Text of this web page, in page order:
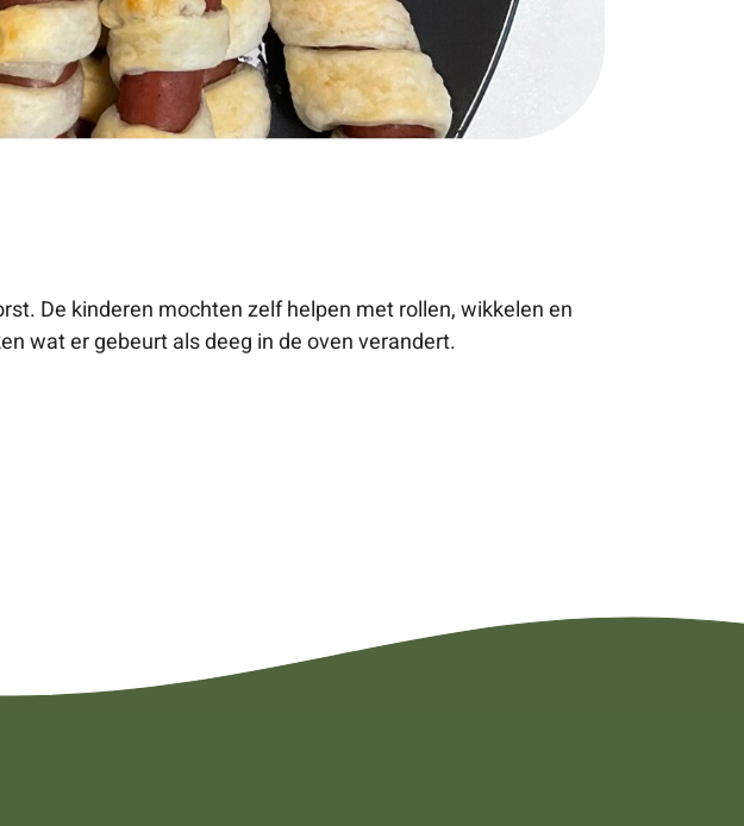
De kinderen mochten zelf helpen met rollen, wikkelen en
wat er gebeurt als deeg in de oven verandert.